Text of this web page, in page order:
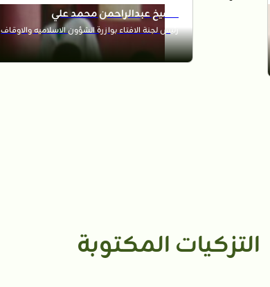
الشيخ عبدالراحمن محمد علي
رئيس لجنة الافتاء بوازرة الشؤون الاسلاميه والاوقاف
التزكيات المكتوبة